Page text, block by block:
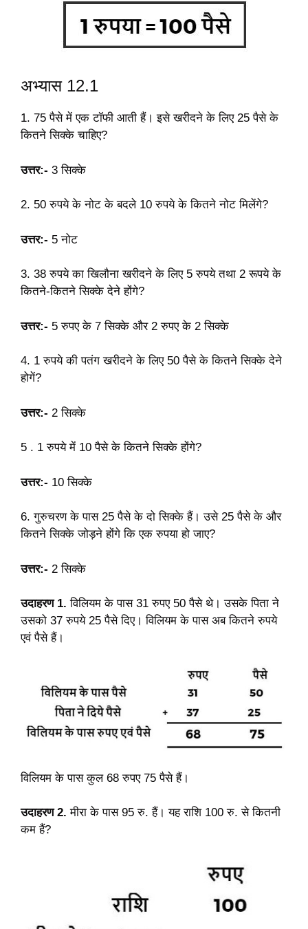
अभ्यास 12.1
1. 75 पैसे में एक टॉफी आती हैं। इसे खरीदने के लिए 25 पैसे के
कितने सिक्के चाहिए?
उत्तर:- 3 सिक्के
2. 50 रुपये के नोट के बदले 10 रुपये के कितने नोट मिलेंगे?
उत्तर:- 5 नोट
3. 38 रुपये का खिलौना खरीदने के लिए 5 रुपये तथा 2 रूपये के
कितने-कितने सिक्के देने होंगे?
उत्तर:- 5 रुपए के 7 सिक्के और 2 रुपए के 2 सिक्के
4. 1 रुपये की पतंग खरीदने के लिए 50 पैसे के कितने सिक्के देने
होगें?
उत्तर:- 2 सिक्के
5 . 1 रुपये में 10 पैसे के कितने सिक्के होंगे?
उत्तर:- 10 सिक्के
6. गुरुचरण के पास 25 पैसे के दो सिक्के हैं। उसे 25 पैसे के और
कितने सिक्के जोड़ने होंगे कि एक रुपया हो जाए?
उत्तर:- 2 सिक्के
उदाहरण 1. विलियम के पास 31 रुपए 50 पैसे थे। उसके पिता ने
उसको 37 रुपये 25 पैसे दिए। विलियम के पास अब कितने रुपये
एवं पैसे हैं।
विलियम के पास कुल 68 रुपए 75 पैसे हैं।
उदाहरण 2. मीरा के पास 95 रु. हैं। यह राशि 100 रु. से कितनी
कम हैं?